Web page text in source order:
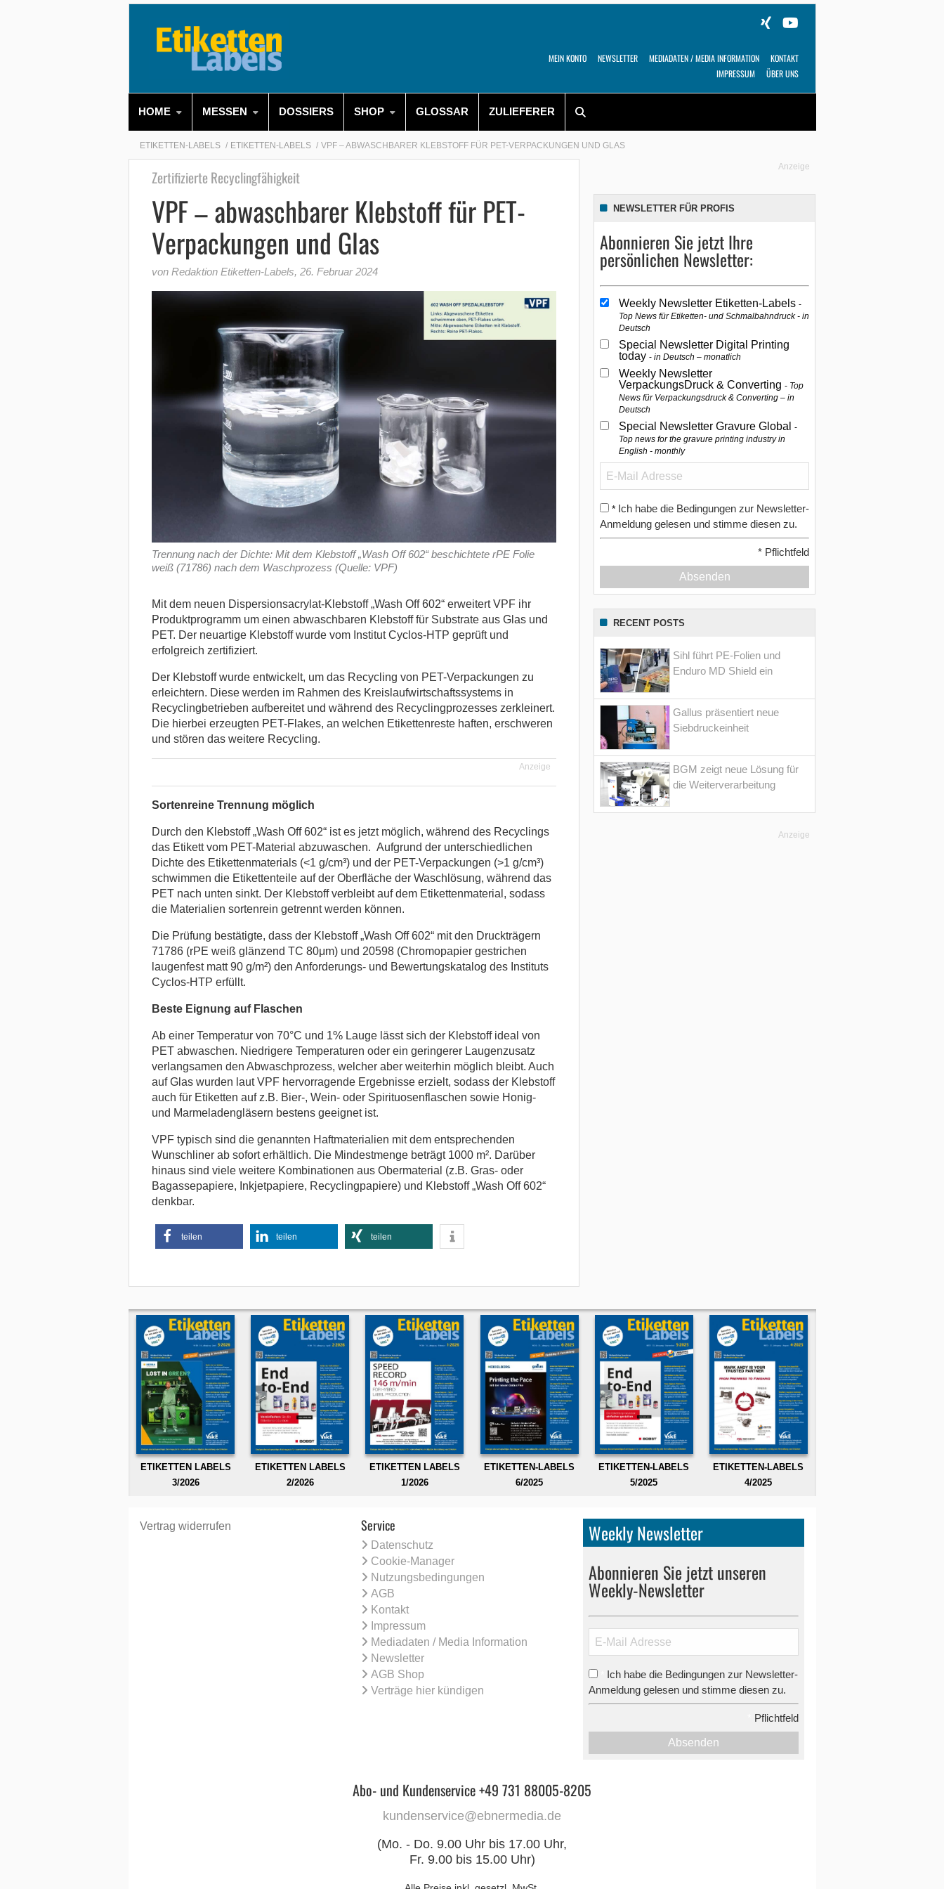
MEIN KONTO NEWSLETTER MEDIADATEN / MEDIA INFORMATION
KONTAKT
IMPRESSUM
ÜBER UNS
HOME MESSEN DOSSIERS SHOP GLOSSAR ZULIEFERER
ETIKETTEN-LABELS ETIKETTEN-LABELS VPF – ABWASCHBARER KLEBSTOFF FÜR PET-VERPACKUNGEN UND GLAS
Zertifizierte Recyclingfähigkeit
VPF – abwaschbarer Klebstoff für PET-
Verpackungen und Glas
von Redaktion Etiketten-Labels, 26. Februar 2024
Trennung nach der Dichte: Mit dem Klebstoff „Wash Off 602“ beschichtete rPE Folie
weiß (71786) nach dem Waschprozess (Quelle: VPF)
Mit dem neuen Dispersionsacrylat-Klebstoff „Wash Off 602“ erweitert VPF ihr
Produktprogramm um einen abwaschbaren Klebstoff für Substrate aus Glas und
PET. Der neuartige Klebstoff wurde vom Institut Cyclos-HTP geprüft und
erfolgreich zertifiziert.
Der Klebstoff wurde entwickelt, um das Recycling von PET-Verpackungen zu
erleichtern. Diese werden im Rahmen des Kreislaufwirtschaftssystems in
Recyclingbetrieben aufbereitet und während des Recyclingprozesses zerkleinert.
Die hierbei erzeugten PET-Flakes, an welchen Etikettenreste haften, erschweren
und stören das weitere Recycling.
Anzeige
Sortenreine Trennung möglich
Durch den Klebstoff „Wash Off 602“ ist es jetzt möglich, während des Recyclings
das Etikett vom PET-Material abzuwaschen. Aufgrund der unterschiedlichen
Dichte des Etikettenmaterials (<1 g/cm³) und der PET-Verpackungen (>1 g/cm³)
schwimmen die Etikettenteile auf der Oberfläche der Waschlösung, während das
PET nach unten sinkt. Der Klebstoff verbleibt auf dem Etikettenmaterial, sodass
die Materialien sortenrein getrennt werden können.
Die Prüfung bestätigte, dass der Klebstoff „Wash Off 602“ mit den Druckträgern
71786 (rPE weiß glänzend TC 80μm) und 20598 (Chromopapier gestrichen
laugenfest matt 90 g/m²) den Anforderungs- und Bewertungskatalog des Instituts
Cyclos-HTP erfüllt.
Beste Eignung auf Flaschen
Ab einer Temperatur von 70°C und 1% Lauge lässt sich der Klebstoff ideal von
PET abwaschen. Niedrigere Temperaturen oder ein geringerer Laugenzusatz
verlangsamen den Abwaschprozess, welcher aber weiterhin möglich bleibt. Auch
auf Glas wurden laut VPF hervorragende Ergebnisse erzielt, sodass der Klebstoff
auch für Etiketten auf z.B. Bier-, Wein- oder Spirituosenflaschen sowie Honig-
und Marmeladengläsern bestens geeignet ist.
VPF typisch sind die genannten Haftmaterialien mit dem entsprechenden
Wunschliner ab sofort erhältlich. Die Mindestmenge beträgt 1000 m². Darüber
hinaus sind viele weitere Kombinationen aus Obermaterial (z.B. Gras- oder
Bagassepapiere, Inkjetpapiere, Recyclingpapiere) und Klebstoff „Wash Off 602“
denkbar.
teilen teilen teilen
Anzeige
NEWSLETTER FÜR PROFIS
Abonnieren Sie jetzt Ihre
persönlichen Newsletter:
Weekly Newsletter Etiketten-Labels
Top News für Etiketten- und Schmalbahndruck - in
Deutsch
Special Newsletter Digital Printing
today in Deutsch – monatlich
Weekly Newsletter
VerpackungsDruck & Converting Top
News für Verpackungsdruck & Converting – in
Deutsch
Special Newsletter Gravure Global
Top news for the gravure printing industry in
English - monthly
* Ich habe die Bedingungen zur Newsletter-
Anmeldung gelesen und stimme diesen zu.
* Pflichtfeld
Absenden
RECENT POSTS
Sihl führt PE-Folien und
Enduro MD Shield ein
Gallus präsentiert neue
Siebdruckeinheit
BGM zeigt neue Lösung für
die Weiterverarbeitung
Anzeige
ETIKETTEN LABELS
3/2026
ETIKETTEN LABELS
2/2026
ETIKETTEN LABELS
1/2026
ETIKETTEN-LABELS
6/2025
ETIKETTEN-LABELS
5/2025
ETIKETTEN-LABELS
4/2025
Vertrag widerrufen Service
Datenschutz
Cookie-Manager
Nutzungsbedingungen
AGB
Kontakt
Impressum
Mediadaten / Media Information
Newsletter
AGB Shop
Verträge hier kündigen
Weekly Newsletter
Abonnieren Sie jetzt unseren
Weekly-Newsletter
Ich habe die Bedingungen zur Newsletter-
Anmeldung gelesen und stimme diesen zu.
Pflichtfeld
Absenden
Abo- und Kundenservice +49 731 88005-8205
kundenservice@ebnermedia.de
(Mo. - Do. 9.00 Uhr bis 17.00 Uhr,
Fr. 9.00 bis 15.00 Uhr)